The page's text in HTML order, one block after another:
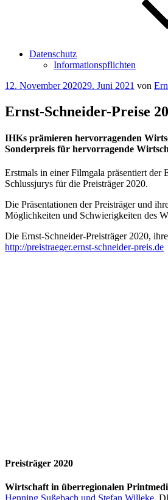
Datenschutz
Informationspflichten
Veröffentlicht
12. November 202029. Juni 2021 von
Ernst-Schneider-Preise
IHKs prämieren hervorragenden
Sonderpreis für hervorragende
Erstmals in einer Filmgala präsentiert der
Schlussjurys für die Preisträger 2020.
Die Präsentationen der Preisträger und
Möglichkeiten und Schwierigkeiten des
Die Ernst-Schneider-Preisträger 2020,
http://preistraeger.ernst-schneider-preis.de
Preisträger 2020
Wirtschaft in überregionalen
Henning Sußebach und Stefan Willeke ,